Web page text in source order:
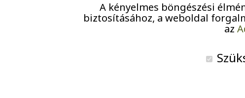
A kényelmes böngészési
biztosításához, a weboldal
az